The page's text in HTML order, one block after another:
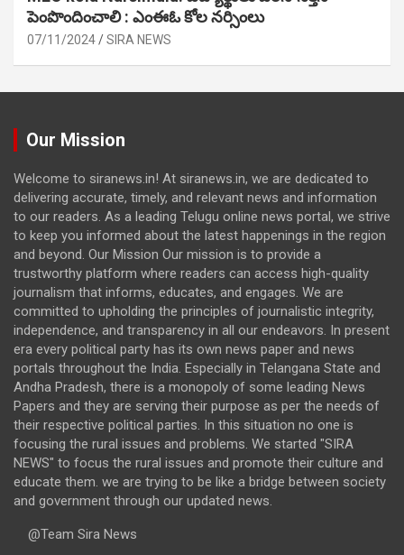
పెంపొందించాలి : ఎంఈఓ కోల నర్సింలు
07/11/2024 SIRA NEWS
Our Mission
Welcome to siranews.in! At siranews.in, we are dedicated to
delivering accurate, timely, and relevant news and information
to our readers. As a leading Telugu online news portal, we strive
to keep you informed about the latest happenings in the region
and beyond. Our Mission Our mission is to provide a
trustworthy platform where readers can access high-quality
journalism that informs, educates, and engages. We are
committed to upholding the principles of journalistic integrity,
independence, and transparency in all our endeavors. In present
era every political party has its own news paper and news
portals throughout the India. Especially in Telangana State and
Andha Pradesh, there is a monopoly of some leading News
Papers and they are serving their purpose as per the needs of
their respective political parties. In this situation no one is
focusing the rural issues and problems. We started "SIRA
NEWS" to focus the rural issues and promote their culture and
educate them. we are trying to be like a bridge between society
and government through our updated news.
@Team Sira News